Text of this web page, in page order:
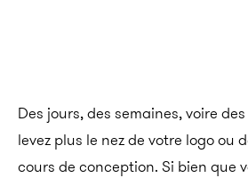
Des jours, des semaines, voire
levez plus le nez de votre logo ou
cours de conception. Si bien que